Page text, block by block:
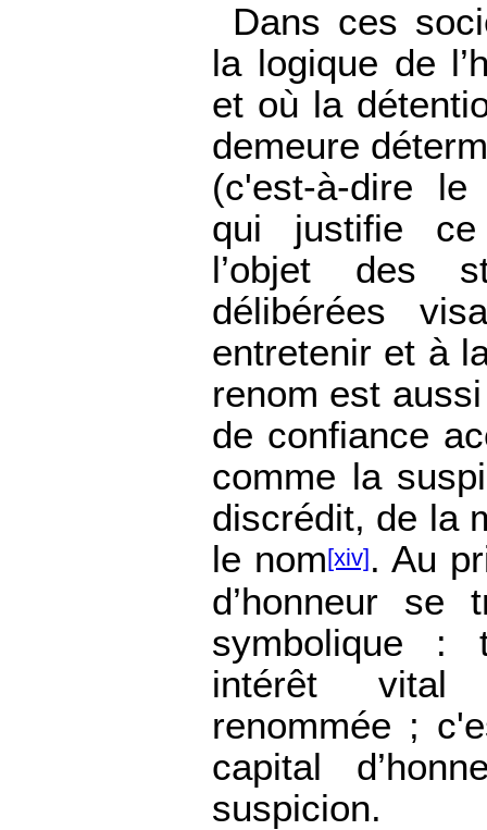
Dans ces
la logique de
et où la
demeure
(c'est-à-dire le
qui justifie
l’objet des
délibérées
entretenir et à
renom est
de confiance
comme la
discrédit, de la
le nom [xiv] . Au
d’honneur se
symbolique :
intérêt
renommée ;
capital
suspicion.